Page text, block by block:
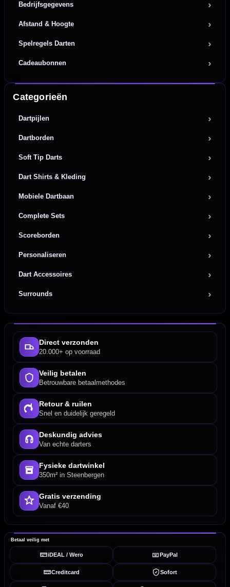
Bedrijfsgegevens
Afstand & Hoogte
Spelregels Darten
Cadeaubonnen
Categorieën
Dartpijlen
Dartborden
Soft Tip Darts
Dart Shirts & Kleding
Mobiele Dartbaan
Complete Sets
Scoreborden
Personaliseren
Dart Accessoires
Surrounds
Direct verzonden
20.000+ op voorraad
Veilig betalen
Betrouwbare betaalmethodes
Retour & ruilen
Snel en duidelijk geregeld
Deskundig advies
Van echte darters
Fysieke dartwinkel
350m² in Steenbergen
Gratis verzending
Vanaf €40
Betaal veilig met
iDEAL / Wero PayPal
Creditcard Sofort